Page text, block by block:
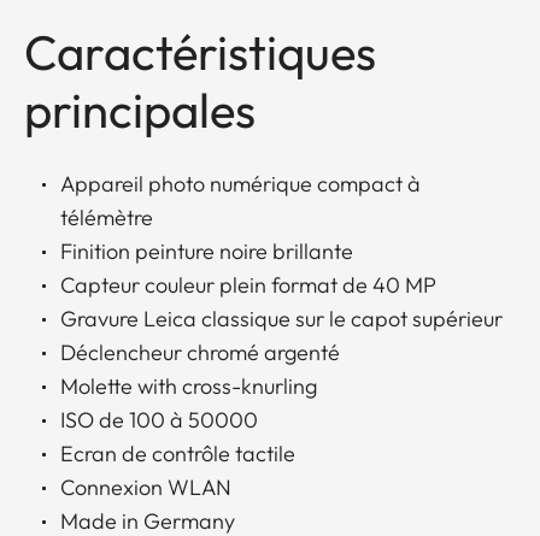
Caractéristiques
principales
Appareil photo numérique compact à
télémètre
Finition peinture noire brillante
Capteur couleur plein format de 40 MP
Gravure Leica classique sur le capot supérieur
Déclencheur chromé argenté
Molette with cross-knurling
ISO de 100 à 50000
Ecran de contrôle tactile
Connexion WLAN
Made in Germany